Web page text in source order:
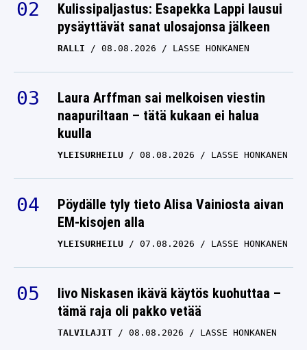
Kulissipaljastus: Esapekka Lappi lausui
pysäyttävät sanat ulosajonsa jälkeen
RALLI 08.08.2026 LASSE HONKANEN
Laura Arffman sai melkoisen viestin
naapuriltaan – tätä kukaan ei halua
kuulla
YLEISURHEILU 08.08.2026 LASSE HONKANEN
Pöydälle tyly tieto Alisa Vainiosta aivan
EM-kisojen alla
YLEISURHEILU 07.08.2026 LASSE HONKANEN
Iivo Niskasen ikävä käytös kuohuttaa –
tämä raja oli pakko vetää
TALVILAJIT 08.08.2026 LASSE HONKANEN